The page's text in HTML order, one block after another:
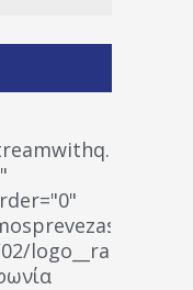
wp-